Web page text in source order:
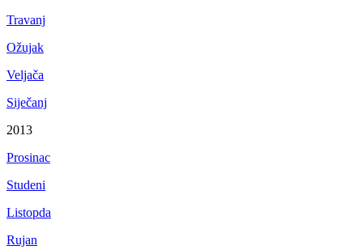
Travanj
Ožujak
Veljača
Siječanj
2013
Prosinac
Studeni
Listopda
Rujan